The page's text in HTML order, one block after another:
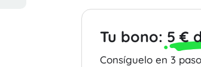
Tu bono: 5 €
Consíguelo en 3